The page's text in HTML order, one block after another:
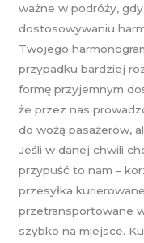
ważne w podróży,
dostosowywaniu
Twojego
przypadku bardziej
formę przyjemnym
że przez nas
do wożą pasażerów,
Jeśli w danej chwili
przypuść to nam –
przesyłka
przetransportowane
szybko na miejsce.